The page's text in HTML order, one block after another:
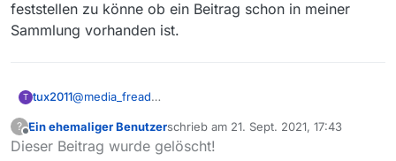
feststellen zu könne ob ein Beitrag schon in meiner
Sammlung vorhanden ist.
T tux2011@media_fread
Ich habe zur Zeit ca. 65000 Filme und Dokus archiviert.
Ohne die Mediensammlung ist eine vernünftige
?
Offline
Ein ehemaliger Benutzerschrieb am 21. Sept. 2021, 17:43
zuletzt editiert von
Dieser Beitrag wurde gelöscht!